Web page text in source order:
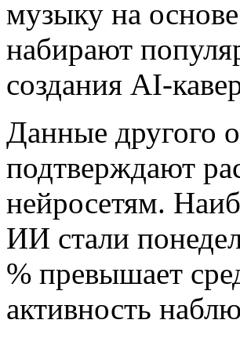
музыку на
набирают
создания
Данные другого
подтверждают
нейросетям.
ИИ стали
% превышает
активность